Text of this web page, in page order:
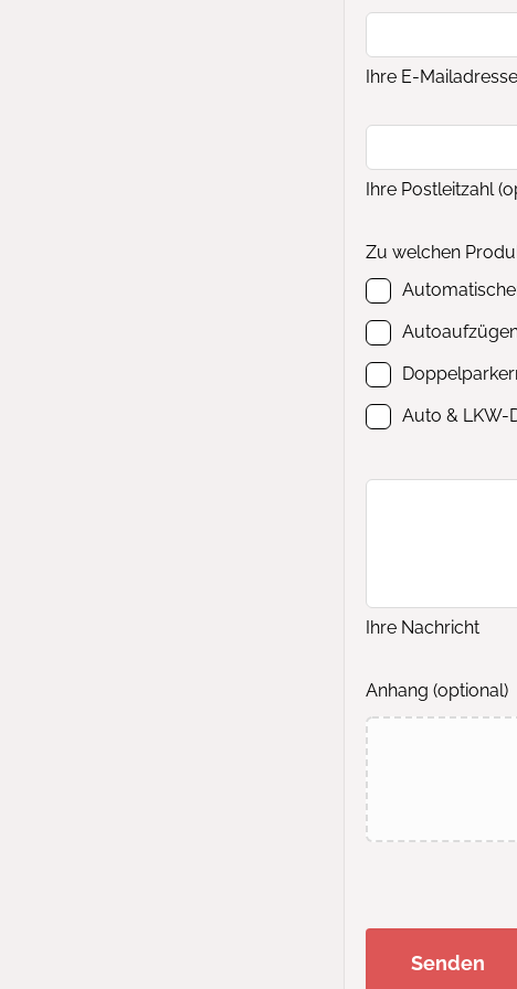
Ihre E-Mailadresse
Ihre Postleitzahl
Zu welchen
Auto & LKW-
Ihre Nachricht
Anhang (optional)